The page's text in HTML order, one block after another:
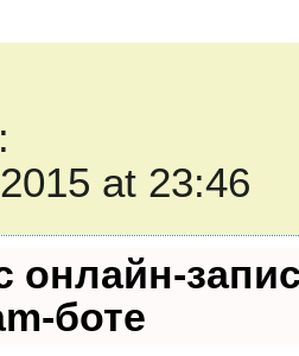
at 23:46
онлайн-
боте